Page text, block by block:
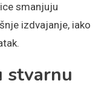
smanjuju
izdvajanje, iako
stvarnu